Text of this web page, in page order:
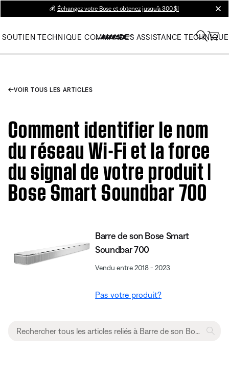
💰 Échangez votre Bose et obtenez jusqu’à 300 $!
SOUTIEN TECHNIQUE COMMANDES ASSISTANCE TECHNIQUE
VOIR TOUS LES ARTICLES
Comment identifier le nom
du réseau Wi-Fi et la force
du signal de votre produit |
Bose Smart Soundbar 700
Barre de son Bose Smart
Soundbar 700
Vendu entre 2018 - 2023
Pas votre produit?